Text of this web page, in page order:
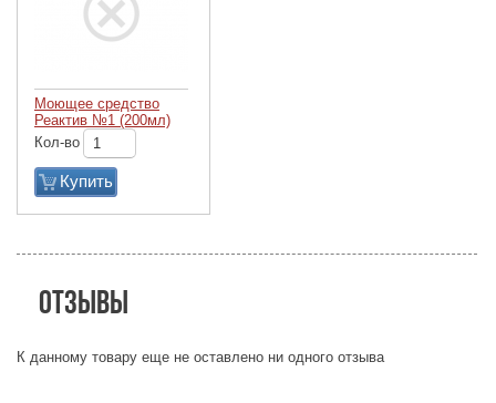
Моющее средство
Реактив №1 (200мл)
Кол-во
Купить
Отзывы
К данному товару еще не оставлено ни одного отзыва